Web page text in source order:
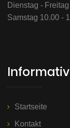
Dienstag -
Samstag 10.00 -
Informativ
Startseite
Kontakt